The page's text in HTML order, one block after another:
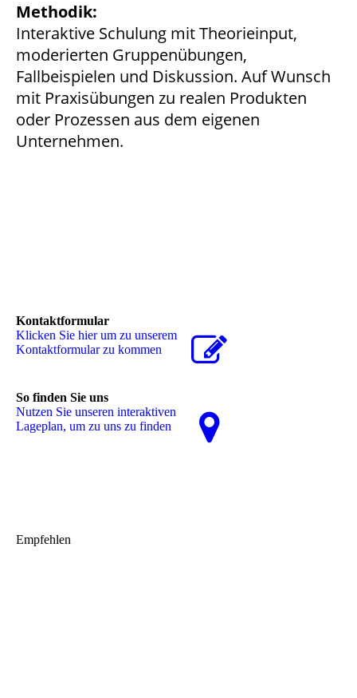
Methodik:
Interaktive Schulung mit Theorieinput,
moderierten Gruppenübungen,
Fallbeispielen und Diskussion. Auf Wunsch
mit Praxisübungen zu realen Produkten
oder Prozessen aus dem eigenen
Unternehmen.
Kontaktformular
Klicken Sie hier um zu unserem
Kon­takt­for­mu­lar zu kommen
So finden Sie uns
Nutzen Sie unseren interaktiven
La­ge­plan, um zu uns zu finden
Empfehlen